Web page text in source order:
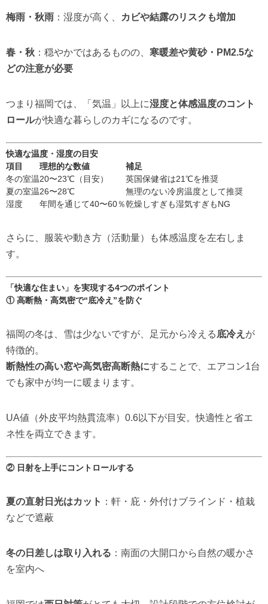
梅雨・秋雨 ：湿度が高く、 カビや結露のリスクも増加
春・秋 ：穏やかではあるものの、 寒暖差や黄砂・PM2.5な
どの注意が必要
つまり福岡では、「気温」以上に湿度と体感温度のコント
ロールが快適な暮らしのカギになるのです。
快適な温度・湿度の目安
項目
理想的な数値
補足
冬の室温20〜23℃（目安）
英国保健省は21℃を推奨
夏の室温26〜28℃
無理のない冷房温度として推奨
湿度
年間を通じて40〜60％乾燥しすぎも湿気すぎもNG
さらに、服装や動き方（活動量）も体感温度を左右しま
す。
「快適な住まい」を実現する4つのポイント
① 高断熱・高気密で“底冷え”を防ぐ
福岡の冬は、雪は少ないですが、足元から冷える底冷え が
特徴的。
断熱性の高い窓や高気密高断熱にすることで、エアコン1台
でも家中が均一に暖まります。
UA値（外皮平均熱貫流率）0.6以下が目安。快適性と省エ
ネ性を両立できます。
② 日射を上手にコントロールする
夏の直射日光はカット ：軒・庇・外付けブラインド・植栽
などで遮蔽
冬の日差しは取り入れる ：南面の大開口から自然の暖かさ
を室内へ